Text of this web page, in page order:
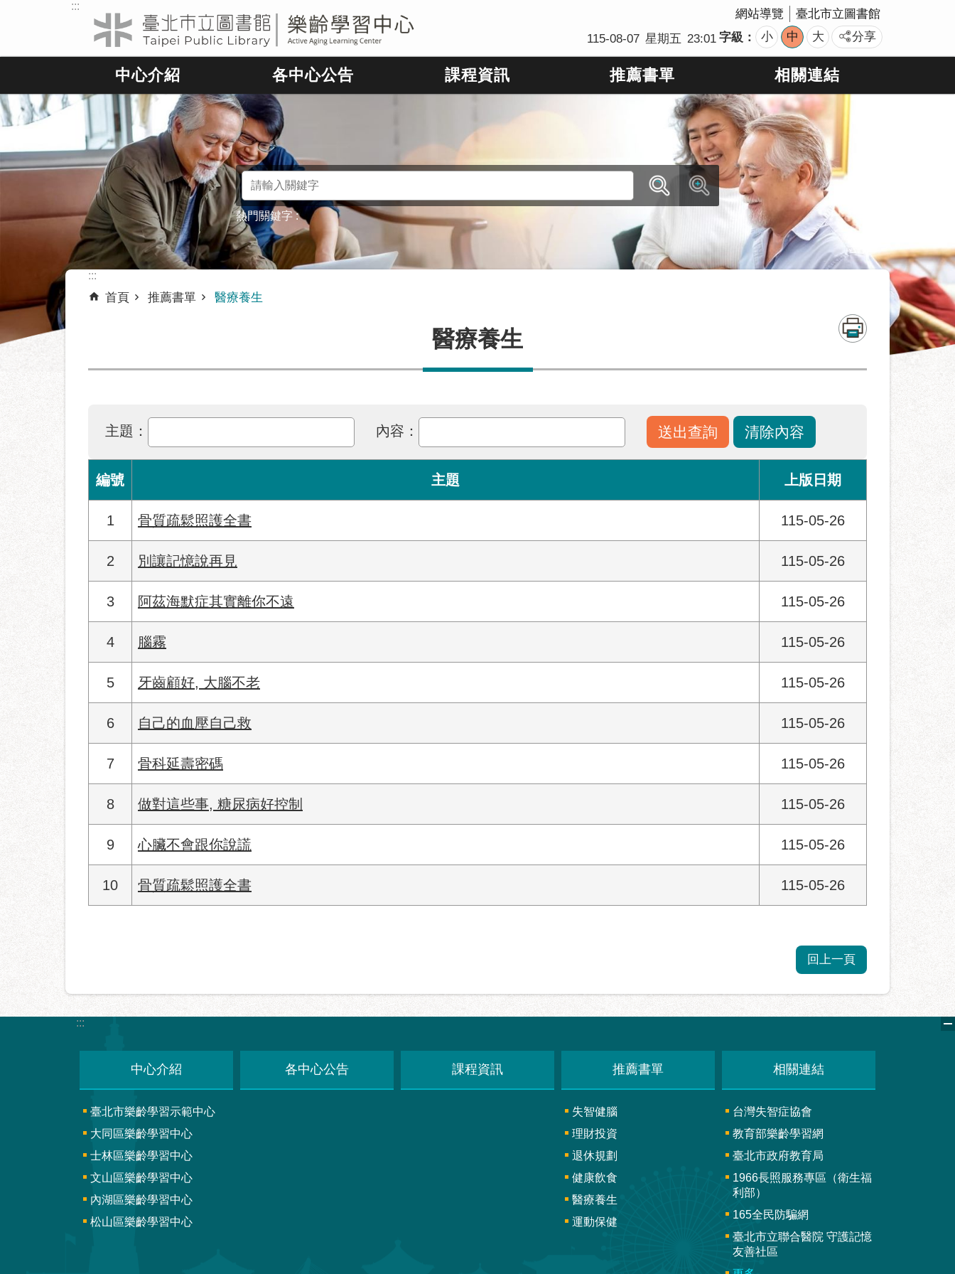
跳到主要內容區塊
:::
網站導覽
臺北市立圖書館
115-08-07 星期五 23:01 字級 小 中 大 分享
中心介紹 各中心公告 課程資訊 推薦書單 相關連結
熱門關鍵字
:::
首頁 推薦書單 醫療養生
醫療養生
主題： 內容：
編號 主題 上版日期
1 骨質疏鬆照護全書 115-05-26
2 別讓記憶說再見 115-05-26
3 阿茲海默症其實離你不遠 115-05-26
4 腦霧 115-05-26
5 牙齒顧好, 大腦不老 115-05-26
6 自己的血壓自己救 115-05-26
7 骨科延壽密碼 115-05-26
8 做對這些事, 糖尿病好控制 115-05-26
9 心臟不會跟你說謊 115-05-26
10 骨質疏鬆照護全書 115-05-26
回上一頁
:::
中心介紹
臺北市樂齡學習示範中心
大同區樂齡學習中心
士林區樂齡學習中心
文山區樂齡學習中心
內湖區樂齡學習中心
松山區樂齡學習中心
各中心公告 課程資訊 推薦書單
失智健腦
理財投資
退休規劃
健康飲食
醫療養生
運動保健
相關連結
台灣失智症協會
教育部樂齡學習網
臺北市政府教育局
1966長照服務專區（衛生福
利部）
165全民防騙網
臺北市立聯合醫院 守護記憶
友善社區